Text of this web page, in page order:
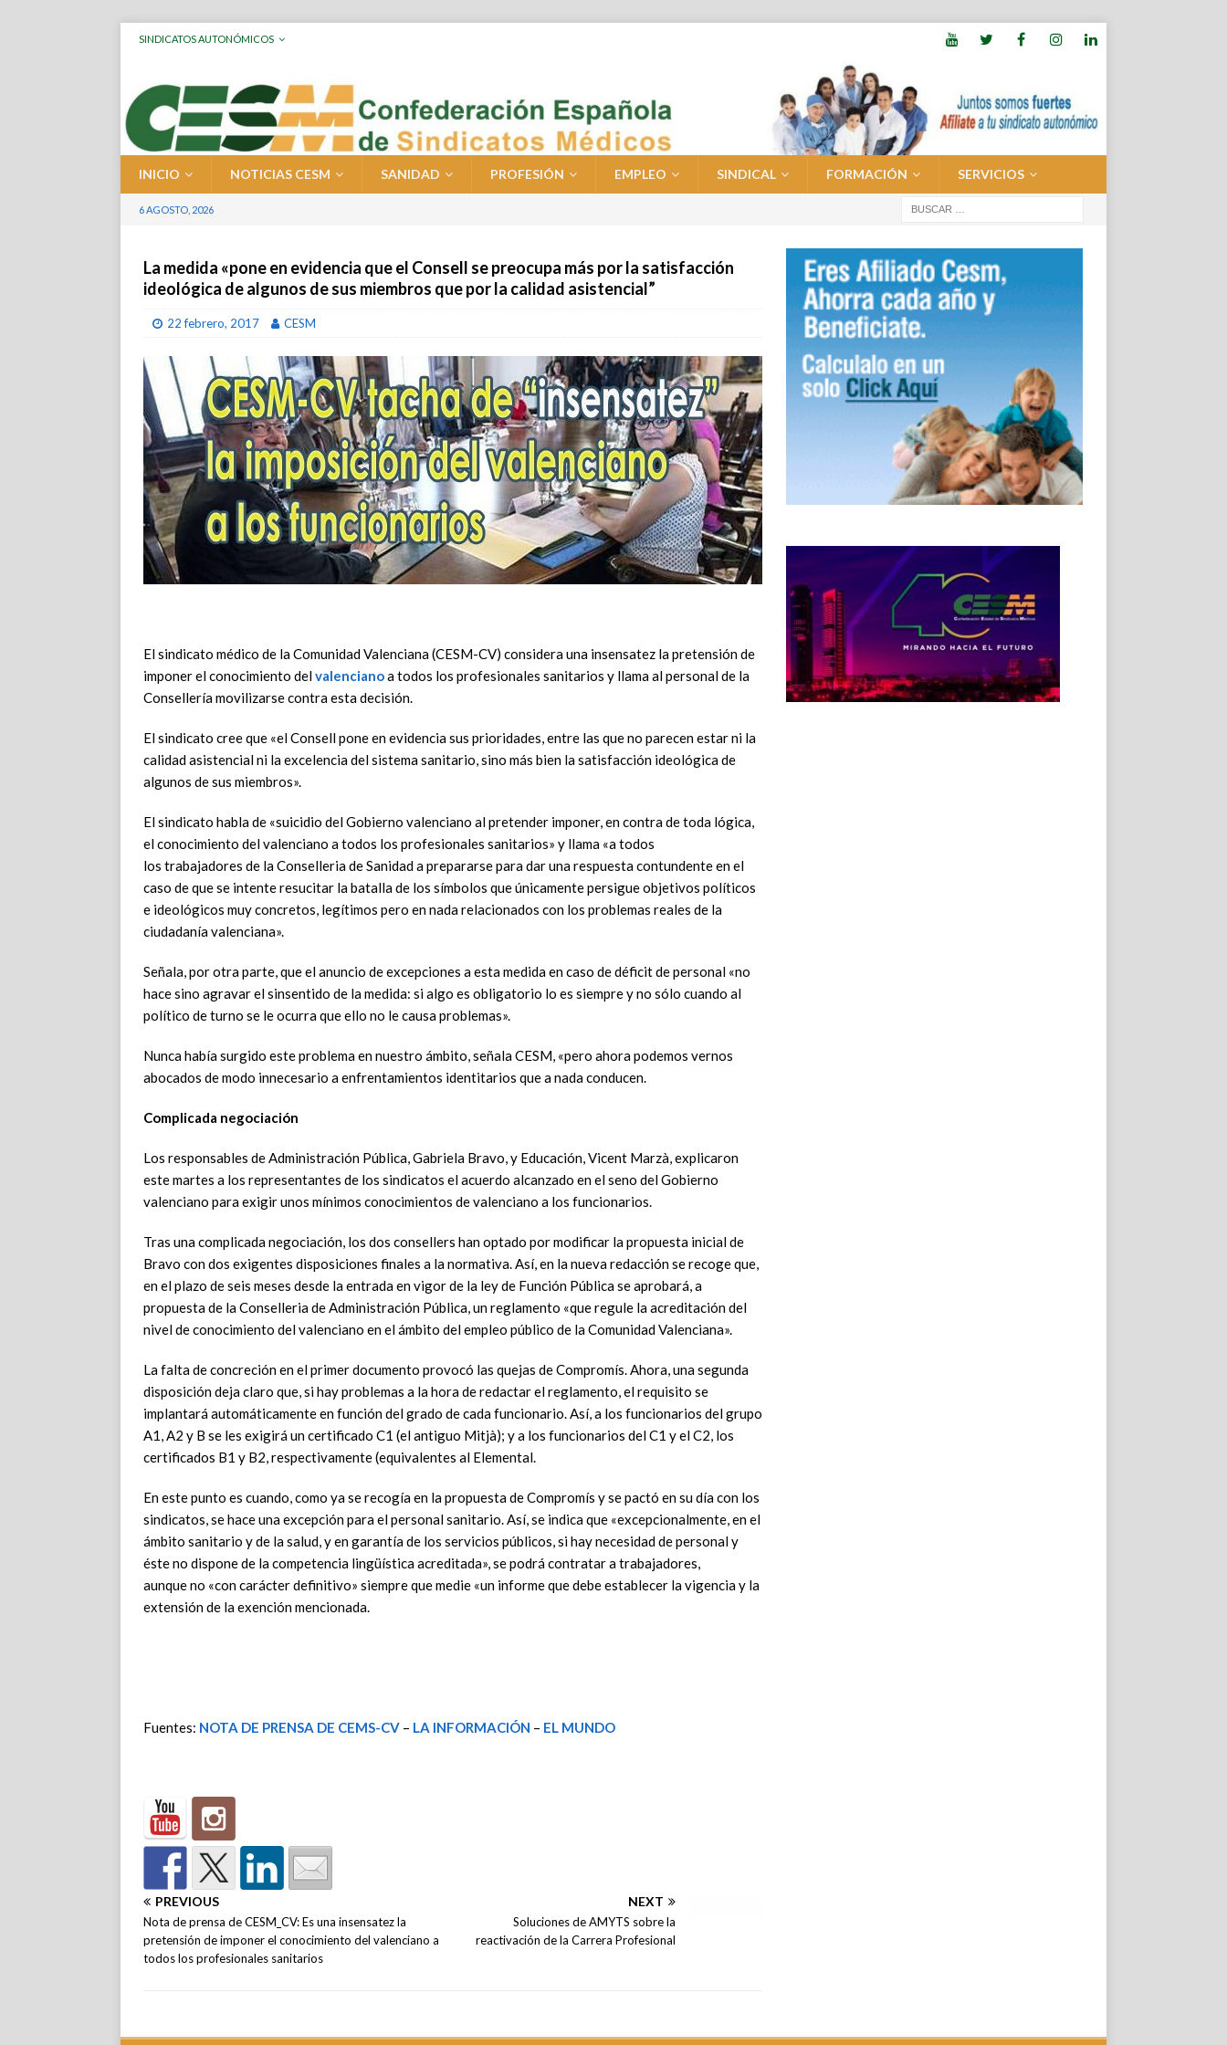
SINDICATOS AUTONÓMICOS
INICIO NOTICIAS CESM SANIDAD PROFESIÓN EMPLEO SINDICAL FORMACIÓN SERVICIOS
6 AGOSTO, 2026
La medida «pone en evidencia que el Consell se preocupa más por la satisfacción
ideológica de algunos de sus miembros que por la calidad asistencial”
22 febrero, 2017 CESM
El sindicato médico de la Comunidad Valenciana (CESM-CV) considera una insensatez la pretensión de
imponer el conocimiento delvalencianoa todos los profesionales sanitarios y llama al personal de la
Consellería movilizarse contra esta decisión.
El sindicato cree que «el Consell pone en evidencia sus prioridades, entre las que no parecen estar ni la
calidad asistencial ni la excelencia del sistema sanitario, sino más bien la satisfacción ideológica de
algunos de sus miembros».
El sindicato habla de «suicidio del Gobierno valenciano al pretender imponer, en contra de toda lógica,
el conocimiento del valenciano a todos los profesionales sanitarios» y llama «a todos
los trabajadores de la Conselleria de Sanidad a prepararse para dar una respuesta contundente en el
caso de que se intente resucitar la batalla de los símbolos que únicamente persigue objetivos políticos
e ideológicos muy concretos, legítimos pero en nada relacionados con los problemas reales de la
ciudadanía valenciana».
Señala, por otra parte, que el anuncio de excepciones a esta medida en caso de déficit de personal «no
hace sino agravar el sinsentido de la medida: si algo es obligatorio lo es siempre y no sólo cuando al
político de turno se le ocurra que ello no le causa problemas».
Nunca había surgido este problema en nuestro ámbito, señala CESM, «pero ahora podemos vernos
abocados de modo innecesario a enfrentamientos identitarios que a nada conducen.
Complicada negociación
Los responsables de Administración Pública, Gabriela Bravo, y Educación, Vicent Marzà, explicaron
este martes a los representantes de los sindicatos el acuerdo alcanzado en el seno del Gobierno
valenciano para exigir unos mínimos conocimientos de valenciano a los funcionarios.
Tras una complicada negociación, los dos consellers han optado por modificar la propuesta inicial de
Bravo con dos exigentes disposiciones finales a la normativa. Así, en la nueva redacción se recoge que,
en el plazo de seis meses desde la entrada en vigor de la ley de Función Pública se aprobará, a
propuesta de la Conselleria de Administración Pública, un reglamento «que regule la acreditación del
nivel de conocimiento del valenciano en el ámbito del empleo público de la Comunidad Valenciana».
La falta de concreción en el primer documento provocó las quejas de Compromís. Ahora, una segunda
disposición deja claro que, si hay problemas a la hora de redactar el reglamento, el requisito se
implantará automáticamente en función del grado de cada funcionario. Así, a los funcionarios del grupo
A1, A2 y B se les exigirá un certificado C1 (el antiguo Mitjà); y a los funcionarios del C1 y el C2, los
certificados B1 y B2, respectivamente (equivalentes al Elemental.
En este punto es cuando, como ya se recogía en la propuesta de Compromís y se pactó en su día con los
sindicatos, se hace una excepción para el personal sanitario. Así, se indica que «excepcionalmente, en el
ámbito sanitario y de la salud, y en garantía de los servicios públicos, si hay necesidad de personal y
éste no dispone de la competencia lingüística acreditada», se podrá contratar a trabajadores,
aunque no «con carácter definitivo» siempre que medie «un informe que debe establecer la vigencia y la
extensión de la exención mencionada.
Fuentes: NOTA DE PRENSA DE CEMS-CV – LA INFORMACIÓN – EL MUNDO
PREVIOUS
Nota de prensa de CESM_CV: Es una insensatez la
pretensión de imponer el conocimiento del valenciano a
todos los profesionales sanitarios
NEXT
Soluciones de AMYTS sobre la
reactivación de la Carrera Profesional